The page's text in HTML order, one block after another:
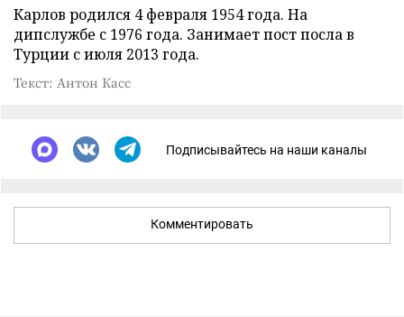
Карлов родился 4 февраля 1954 года. На
дипслужбе с 1976 года. Занимает пост посла в
Турции с июля 2013 года.
Текст: Антон Касс
Подписывайтесь на наши каналы
Комментировать